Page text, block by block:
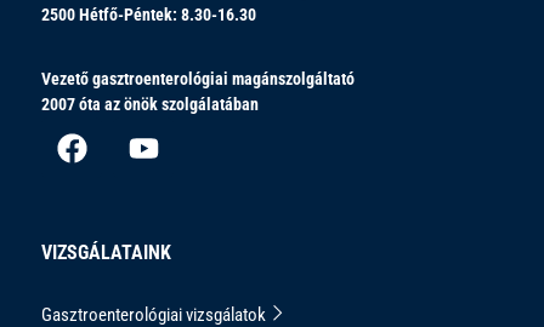
2500Hétfő-Péntek: 8.30-16.30
Vezető gasztroenterológiai magánszolgáltató
2007 óta az önök szolgálatában
VIZSGÁLATAINK
Gasztroenterológiai vizsgálatok